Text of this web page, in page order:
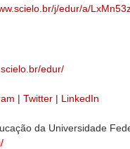
j/edur/a/
edur/
| Twitter | LinkedIn
da Universidade